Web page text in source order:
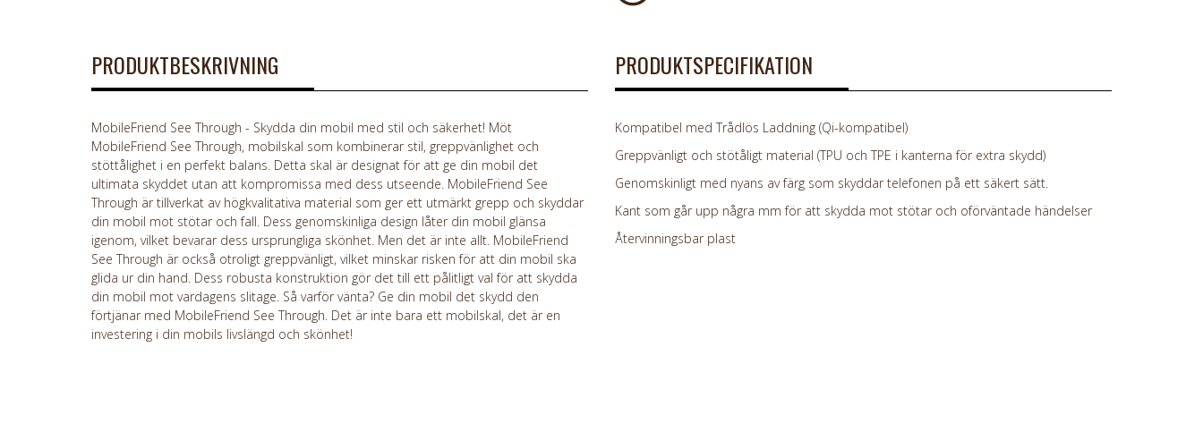
PRODUKTBESKRIVNING
MobileFriend See Through - Skydda din mobil med stil och säkerhet! Möt
MobileFriend See Through, mobilskal som kombinerar stil, greppvänlighet och
stöttålighet i en perfekt balans. Detta skal är designat för att ge din mobil det
ultimata skyddet utan att kompromissa med dess utseende. MobileFriend See
Through är tillverkat av högkvalitativa material som ger ett utmärkt grepp och skyddar
din mobil mot stötar och fall. Dess genomskinliga design låter din mobil glänsa
igenom, vilket bevarar dess ursprungliga skönhet. Men det är inte allt. MobileFriend
See Through är också otroligt greppvänligt, vilket minskar risken för att din mobil ska
glida ur din hand. Dess robusta konstruktion gör det till ett pålitligt val för att skydda
din mobil mot vardagens slitage. Så varför vänta? Ge din mobil det skydd den
förtjänar med MobileFriend See Through. Det är inte bara ett mobilskal, det är en
investering i din mobils livslängd och skönhet!
PRODUKTSPECIFIKATION
Kompatibel med Trådlös Laddning (Qi-kompatibel)
Greppvänligt och stötåligt material (TPU och TPE i kanterna för extra skydd)
Genomskinligt med nyans av färg som skyddar telefonen på ett säkert sätt.
Kant som går upp några mm för att skydda mot stötar och oförväntade händelser
Återvinningsbar plast